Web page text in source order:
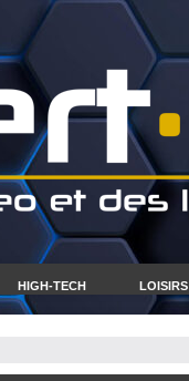
HIGH-TECH LOISIRS